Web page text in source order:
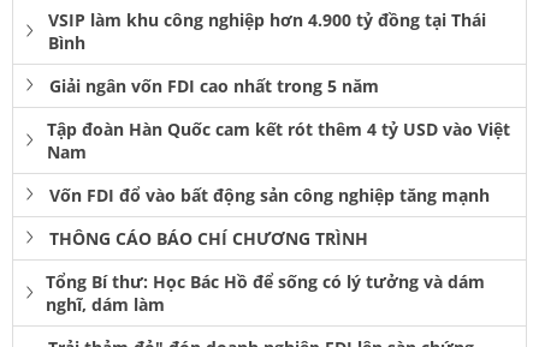
VSIP làm khu công nghiệp hơn 4.900 tỷ đồng tại Thái
Bình
Giải ngân vốn FDI cao nhất trong 5 năm
Tập đoàn Hàn Quốc cam kết rót thêm 4 tỷ USD vào Việt
Nam
Vốn FDI đổ vào bất động sản công nghiệp tăng mạnh
THÔNG CÁO BÁO CHÍ CHƯƠNG TRÌNH
Tổng Bí thư: Học Bác Hồ để sống có lý tưởng và dám
nghĩ, dám làm